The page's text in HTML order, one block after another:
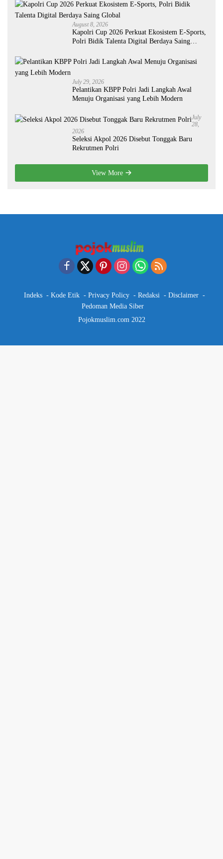
August 8, 2026
Kapolri Cup 2026 Perkuat Ekosistem E-Sports,
Polri Bidik Talenta Digital Berdaya Saing
July 29, 2026
Pelantikan KBPP Polri Jadi Langkah Awal
Menuju Organisasi yang Lebih Modern
July
28,
2026
Seleksi Akpol 2026 Disebut Tonggak Baru
Rekrutmen Polri
View More
Indeks Kode Etik Privacy Policy Redaksi
Disclaimer
Pedoman Media Siber
Pojokmuslim.com 2022